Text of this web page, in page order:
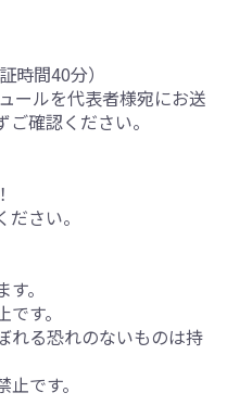
間40分）
ールを代表者様宛にお送
確認ください。
さい。
。
す。
れる恐れのないものは持
です。